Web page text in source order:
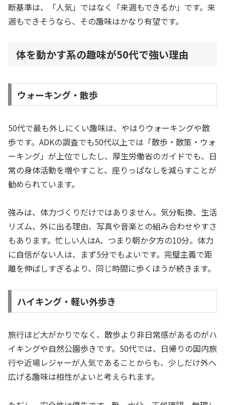
断基準は、「人気」ではなく「来週もできるか」です。来
週もできそうなら、その趣味はかなり有望です。
体を動かす系の趣味が50代で強い理由
ウォーキング・散歩
50代で最も外しにくい趣味は、やはりウォーキングや散
歩です。ADKの調査でも50代以上では「散歩・散策・ウォ
ーキング」が上位でしたし、厚生労働省のガイドでも、日
常の身体活動を増やすこと、座りっぱなしを減らすことが
勧められています。
強みは、体力づくりだけではありません。気分転換、生活
リズム、外に出る理由、写真や音楽との組み合わせやすさ
もあります。忙しい人はA、つまり朝か夕方の10分。体力
に自信がない人は、まず5分でもよいです。完璧主義で距
離を伸ばしすぎるより、同じ時間に歩くほうが続きます。
ハイキング・軽い外歩き
旅行ほど大がかりでなく、散歩より非日常感があるのがハ
イキングや自然公園歩きです。50代では、日帰りの国内旅
行や近場レジャーが人気であることからも、少しだけ外へ
広げる趣味は相性がよいと考えられます。